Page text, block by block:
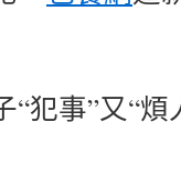
犯事”又“